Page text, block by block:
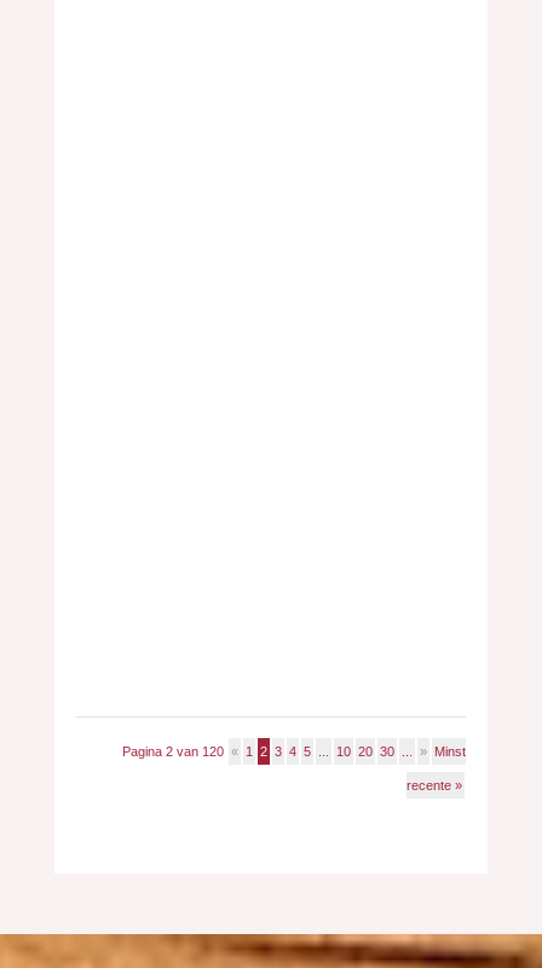
Pagina 2 van 120 « 1 2 3 4 5 10 20 30 » Minst
recente »